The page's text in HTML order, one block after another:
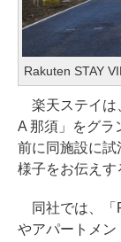
Rakuten STAY
楽天ステイは
A 那須」をグラ
前に同施設に
様子をお伝えす
同社では、「
やアパートメン